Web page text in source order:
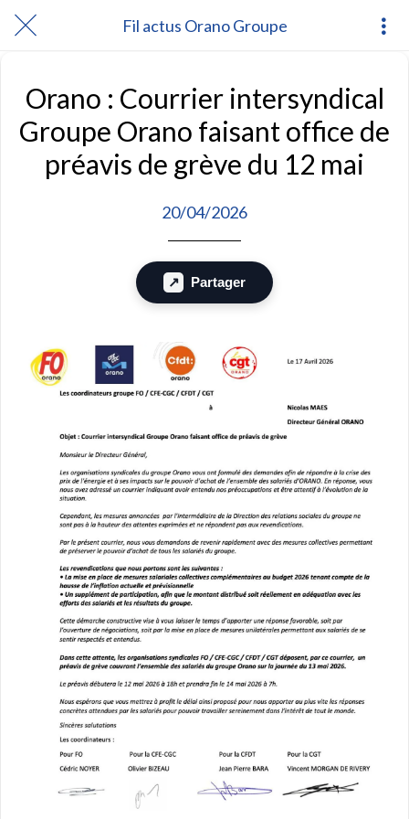
Fil actus Orano Groupe
Orano : Courrier intersyndical
Groupe Orano faisant office de
préavis de grève du 12 mai
20/04/2026
Partager